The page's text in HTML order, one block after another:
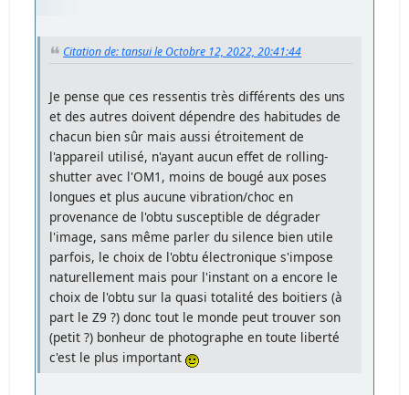
Citation de: tansui le Octobre 12, 2022, 20:41:44
Je pense que ces ressentis très différents des uns
et des autres doivent dépendre des habitudes de
chacun bien sûr mais aussi étroitement de
l'appareil utilisé, n'ayant aucun effet de rolling-
shutter avec l'OM1, moins de bougé aux poses
longues et plus aucune vibration/choc en
provenance de l'obtu susceptible de dégrader
l'image, sans même parler du silence bien utile
parfois, le choix de l'obtu électronique s'impose
naturellement mais pour l'instant on a encore le
choix de l'obtu sur la quasi totalité des boitiers (à
part le Z9 ?) donc tout le monde peut trouver son
(petit ?) bonheur de photographe en toute liberté
c'est le plus important